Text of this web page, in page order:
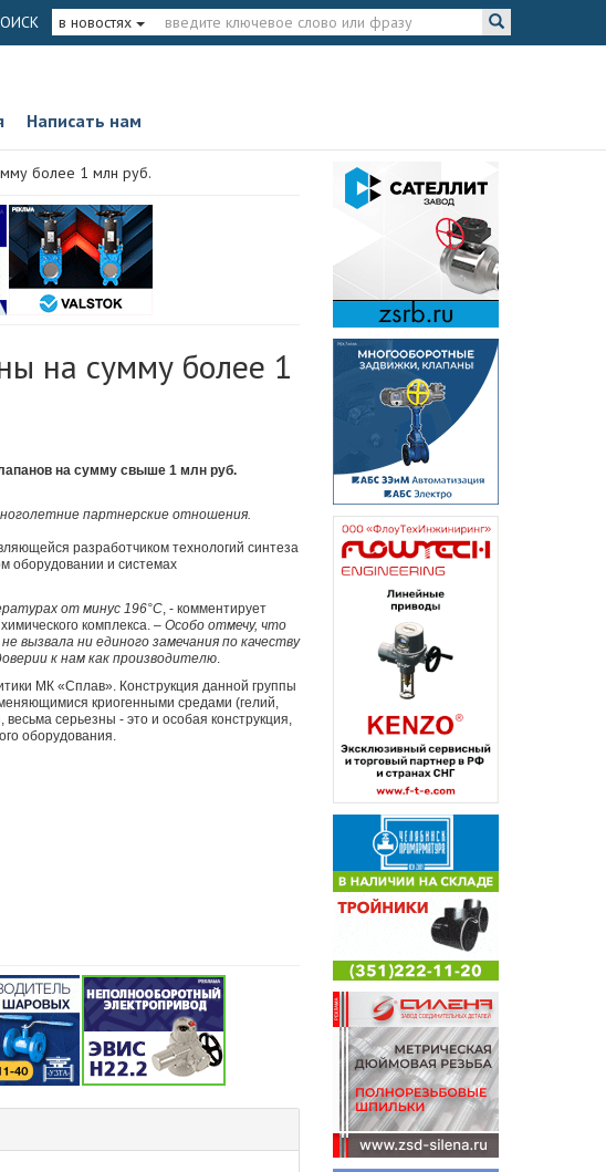
в новостях
Написать нам
более 1 млн руб.
на сумму более 1
на сумму свыше 1 млн руб.
партнерские отношения.
разработчиком технологий синтеза
оборудовании и системах
от минус 196°С, - комментирует
комплекса. – Особо отмечу, что
вызвала ни единого замечания по качеству
к нам как производителю.
МК «Сплав». Конструкция данной группы
криогенными средами (гелий,
серьезны - это и особая конструкция,
оборудования.